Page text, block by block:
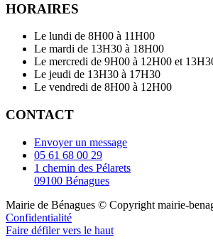
HORAIRES
Le lundi de 8H00 à 11H00
Le mardi de 13H30 à 18H00
Le mercredi de 9H00 à 12H00 et
Le jeudi de 13H30 à 17H30
Le vendredi de 8H00 à 12H00
CONTACT
Envoyer un message
05 61 68 00 29
1 chemin des Pélarets
09100 Bénagues
Mairie de Bénagues © Copyright mairie-
Confidentialité
Faire défiler vers le haut